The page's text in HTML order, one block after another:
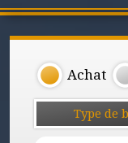
Achat
Type de